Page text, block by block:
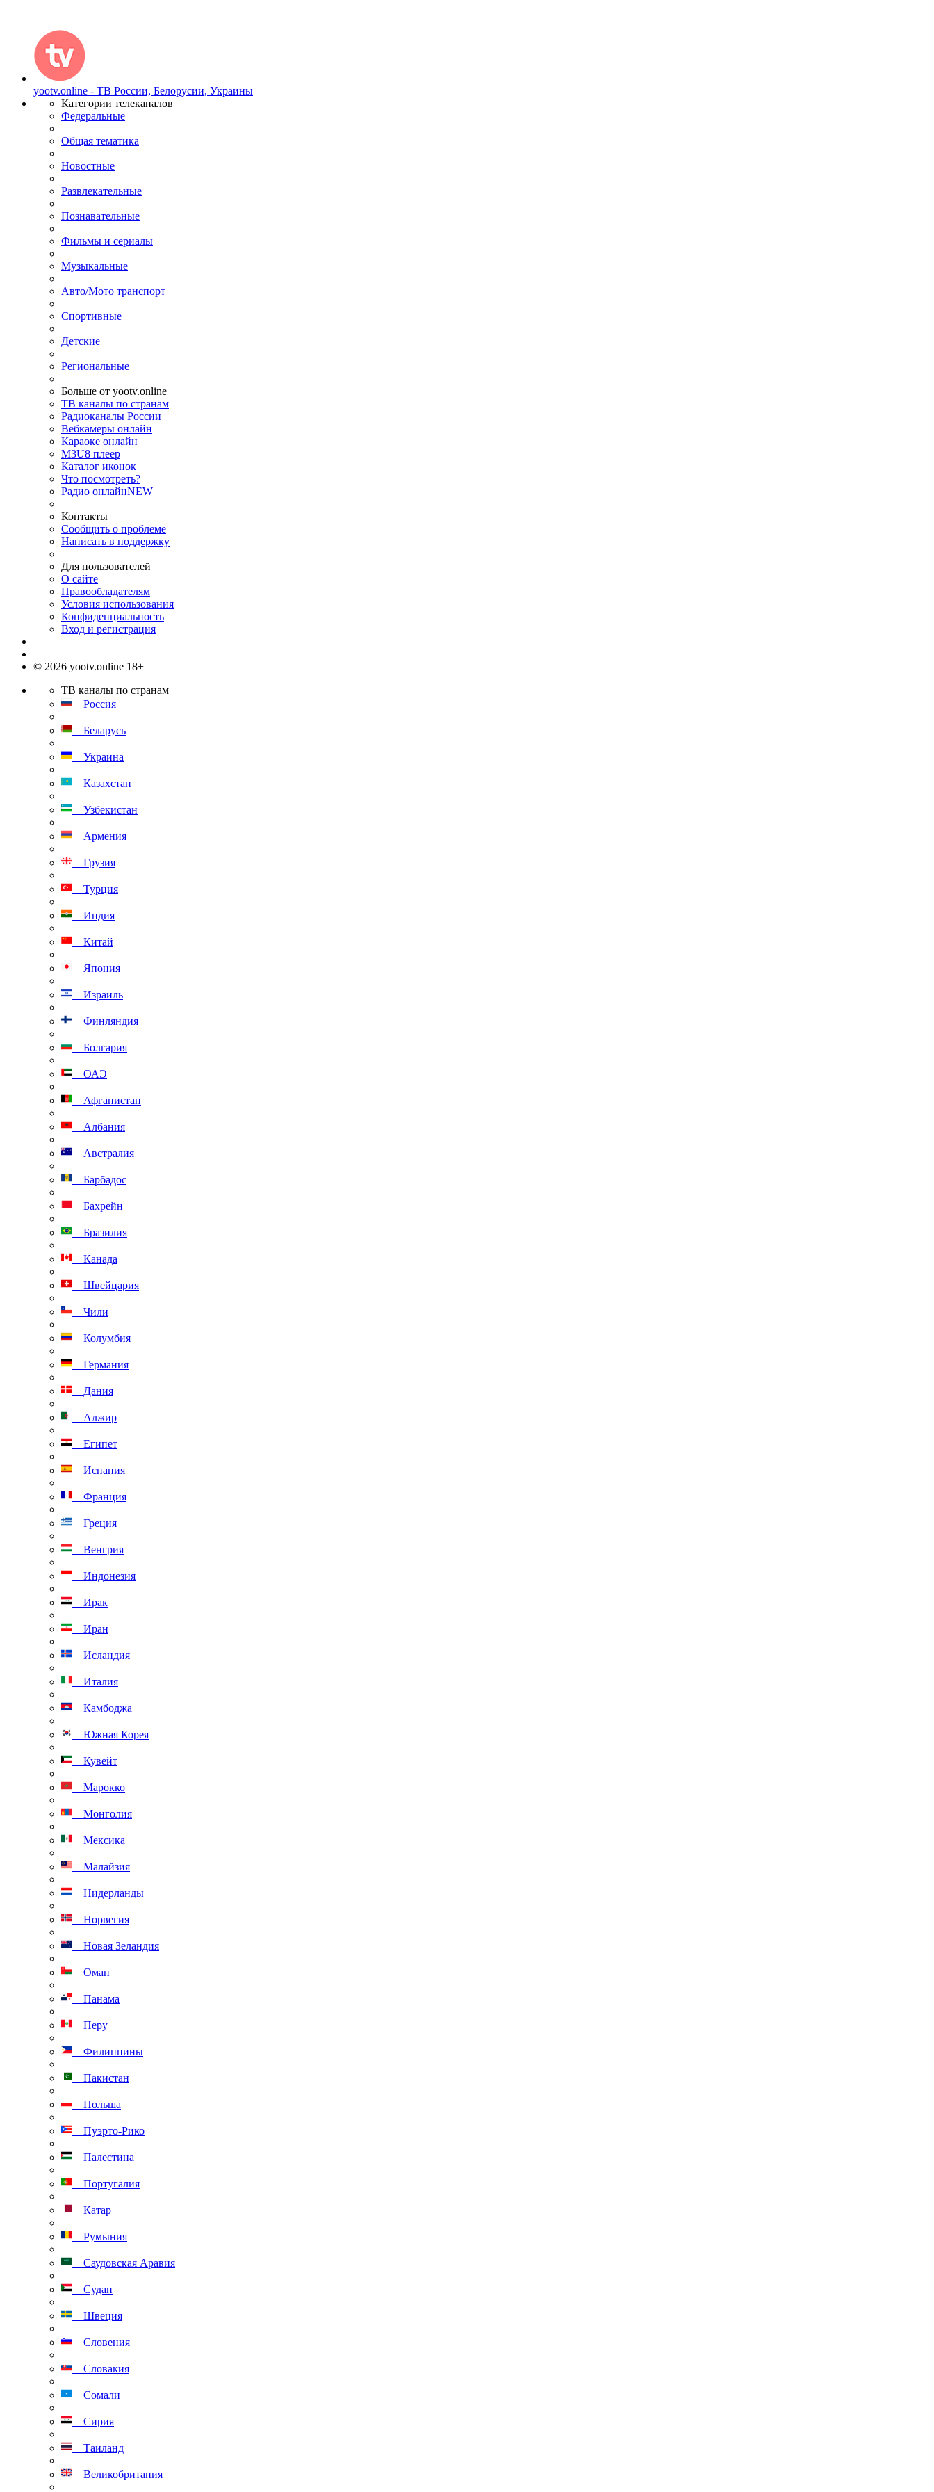
yootv.online - ТВ России, Белорусии, Украины
Категории телеканалов
Федеральные
Общая тематика
Новостные
Развлекательные
Познавательные
Фильмы и сериалы
Музыкальные
Авто/Мото транспорт
Спортивные
Детские
Региональные
Больше от yootv.online
ТВ каналы по странам
Радиоканалы России
Вебкамеры онлайн
Караоке онлайн
M3U8 плеер
Каталог иконок
Что посмотреть?
Радио онлайнNEW
Контакты
Сообщить о проблеме
Написать в поддержку
Для пользователей
О сайте
Правообладателям
Условия использования
Конфиденциальность
Вход и регистрация
© 2026 yootv.online 18+
ТВ каналы по странам
Россия
Беларусь
Украина
Казахстан
Узбекистан
Армения
Грузия
Турция
Индия
Китай
Япония
Израиль
Финляндия
Болгария
ОАЭ
Афганистан
Албания
Австралия
Барбадос
Бахрейн
Бразилия
Канада
Швейцария
Чили
Колумбия
Германия
Дания
Алжир
Египет
Испания
Франция
Греция
Венгрия
Индонезия
Ирак
Иран
Исландия
Италия
Камбоджа
Южная Корея
Кувейт
Марокко
Монголия
Мексика
Малайзия
Нидерланды
Норвегия
Новая Зеландия
Оман
Панама
Перу
Филиппины
Пакистан
Польша
Пуэрто-Рико
Палестина
Португалия
Катар
Румыния
Саудовская Аравия
Судан
Швеция
Словения
Словакия
Сомали
Сирия
Таиланд
Великобритания